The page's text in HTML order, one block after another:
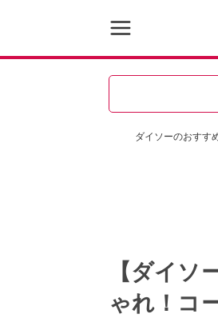
ダイソーのおすす
【ダイソ
ゃれ！コ